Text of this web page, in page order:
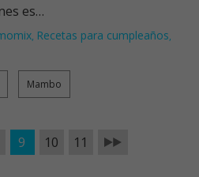
es…
, Recetas para cumpleaños,
Mambo
9 10 11